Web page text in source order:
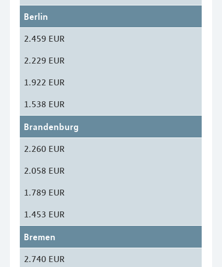
Berlin
2.459 EUR
2.229 EUR
1.922 EUR
1.538 EUR
Brandenburg
2.260 EUR
2.058 EUR
1.789 EUR
1.453 EUR
Bremen
2.740 EUR